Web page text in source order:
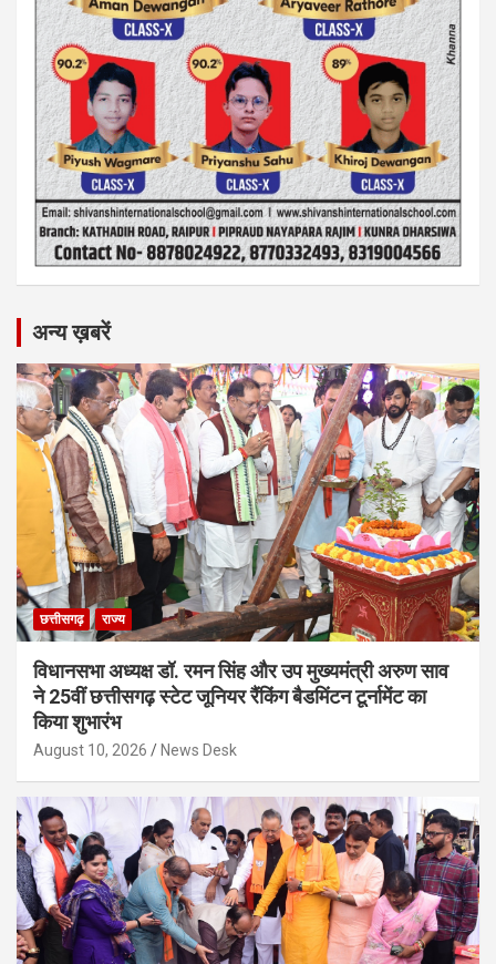
अन्य ख़बरें
छत्तीसगढ़ राज्य
विधानसभा अध्यक्ष डॉ. रमन सिंह और उप मुख्यमंत्री अरुण साव
ने 25वीं छत्तीसगढ़ स्टेट जूनियर रैंकिंग बैडमिंटन टूर्नामेंट का
किया शुभारंभ
August 10, 2026 News Desk